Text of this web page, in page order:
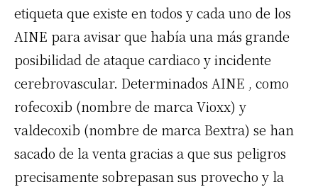
etiqueta que existe en todos y cada uno de los
AINE para avisar que había una más grande
posibilidad de ataque cardiaco y incidente
cerebrovascular. Determinados AINE , como
rofecoxib (nombre de marca Vioxx) y
valdecoxib (nombre de marca Bextra) se han
sacado de la venta gracias a que sus peligros
precisamente sobrepasan sus provecho y la